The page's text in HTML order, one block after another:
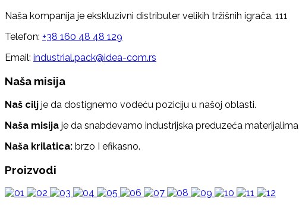
Naša kompanija je ekskluzivni distributer velikih tržišnih igrača. 111
Telefon: +38 160 48 48 129
Email: industrial.pack@idea-com.rs
Naša misija
Naš cilj je da dostignemo vodeću poziciju u našoj oblasti.
Naša misija je da snabdevamo industrijska preduzeća
Naša krilatica: brzo I efikasno.
Proizvodi